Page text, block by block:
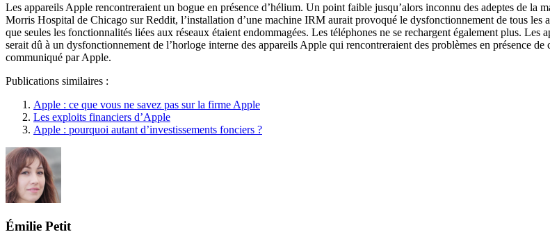
Les appareils Apple rencontreraient un bogue en présence d’hélium. Un point faible jusqu’alors inconnu des adeptes de la
Morris Hospital de Chicago sur Reddit, l’installation d’une machine IRM aurait provoqué le dysfonctionnement de tous les
que seules les fonctionnalités liées aux réseaux étaient endommagées. Les téléphones ne se rechargent également plus.
serait dû à un dysfonctionnement de l’horloge interne des appareils Apple qui rencontreraient des problèmes en présence
communiqué par Apple.
Publications similaires :
Apple : ce que vous ne savez pas sur la firme Apple
Les exploits financiers d’Apple
Apple : pourquoi autant d’investissements fonciers ?
Émilie Petit